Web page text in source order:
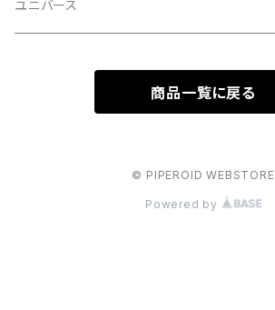
ネコシリーズ
初音ミクシリーズ
エヴァンゲリオンシリーズ
ユニバース
商品一覧に戻る
© PIPEROID WEBSTORE
Powered by